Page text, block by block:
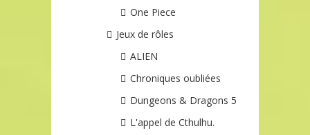
One Piece
Jeux de rôles
ALIEN
Chroniques oubliées
Dungeons & Dragons 5
L'appel de Cthulhu.